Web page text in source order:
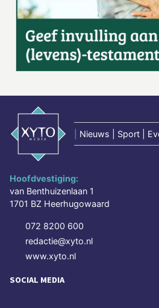
Nieuws | Sport |
Hoofdvestiging:
van Benthuizenlaan 1
1701 BZ Heerhugowaard
072 8200 600
redactie@xyto.nl
www.xyto.nl
SOCIAL MEDIA